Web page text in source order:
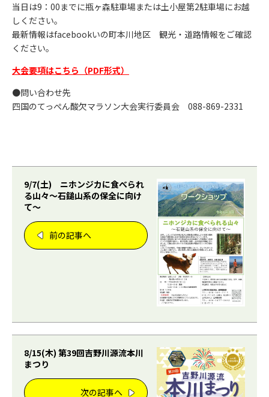
当日は9：00までに瓶ヶ森駐車場または土小屋第2駐車場にお越
しください。
最新情報はfacebookいの町本川地区 観光・道路情報をご確認
ください。
大会要項はこちら（PDF形式）
●問い合わせ先
四国のてっぺん酸欠マラソン大会実行委員会 088-869-2331
9/7(土) ニホンジカに食べられ
る山々～石鎚山系の保全に向け
て～
前の記事へ
8/15(木) 第39回吉野川源流本川
まつり
次の記事へ